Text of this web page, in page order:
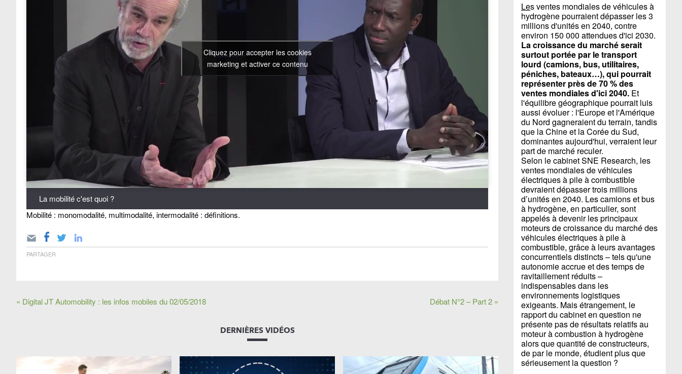
Cliquez pour accepter les cookies
marketing et activer ce contenu
La mobilité c'est quoi ?
Mobilité : monomodalité, multimodalité, intermodalité : définitions.
PARTAGER
« Digital JT Automobility : les infos mobiles du 02/05/2018 Débat N°2 – Part 2 »
DERNIÈRES VIDÉOS
Les ventes mondiales de véhicules à
hydrogène pourraient dépasser les 3
millions d'unités en 2040, contre
environ 150 000 attendues d'ici 2030.
La croissance du marché serait
surtout portée par le transport
lourd (camions, bus, utilitaires,
péniches, bateaux…), qui pourrait
représenter près de 70 % des
ventes mondiales d'ici 2040. Et
l'équilibre géographique pourrait luis
aussi évoluer : l'Europe et l'Amérique
du Nord gagneraient du terrain, tandis
que la Chine et la Corée du Sud,
dominantes aujourd'hui, verraient leur
part de marché reculer.
Selon le cabinet SNE Research, les
ventes mondiales de véhicules
électriques à pile à combustible
devraient dépasser trois millions
d’unités en 2040. Les camions et bus
à hydrogène, en particulier, sont
appelés à devenir les principaux
moteurs de croissance du marché des
véhicules électriques à pile à
combustible, grâce à leurs avantages
concurrentiels distincts – tels qu'une
autonomie accrue et des temps de
ravitaillement réduits –
indispensables dans les
environnements logistiques
exigeants. Mais étrangement, le
rapport du cabinet en question ne
présente pas de résultats relatifs au
moteur à combustion à hydrogène
alors que quantité de constructeurs,
de par le monde, étudient plus que
sérieusement la question ?